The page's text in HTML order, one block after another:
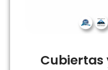
Cubiertas